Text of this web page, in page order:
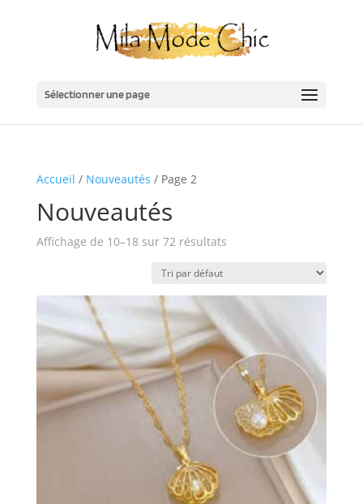
Sélectionner une page
Accueil / Nouveautés / Page 2
Nouveautés
Affichage de 10–18 sur 72 résultats